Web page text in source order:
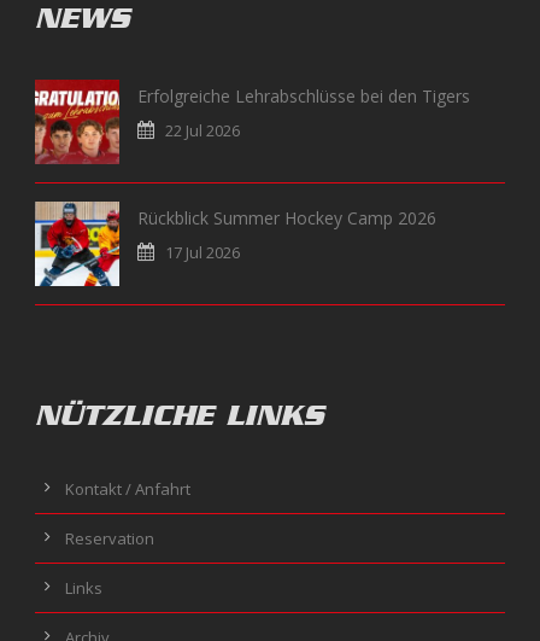
NEWS
Erfolgreiche Lehrabschlüsse bei den Tigers
22 Jul 2026
Rückblick Summer Hockey Camp 2026
17 Jul 2026
NÜTZLICHE LINKS
Kontakt / Anfahrt
Reservation
Links